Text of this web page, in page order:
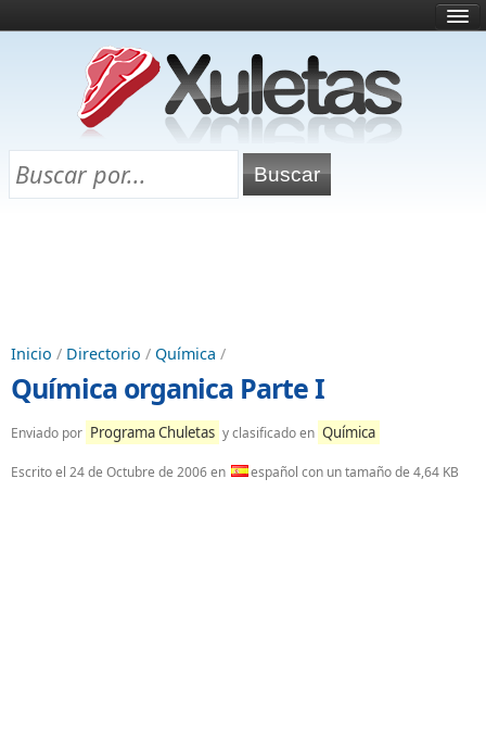
¿Qué es esto?
Directorio
Chuletas para exámenes
Inicio / Directorio / Química /
Química organica Parte I
Enviado por Programa Chuletas y clasificado en Química
Escrito el 24 de Octubre de 2006en español con un tamaño de 4,64 KB